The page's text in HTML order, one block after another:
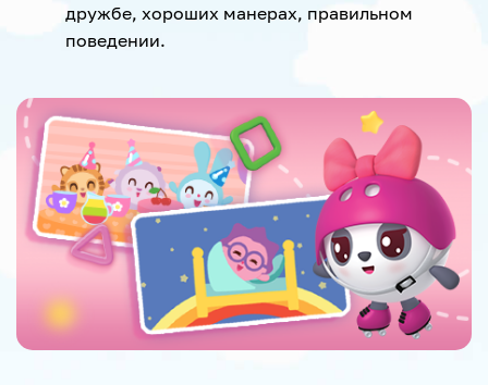
дружбе, хороших манерах, правильном
поведении.